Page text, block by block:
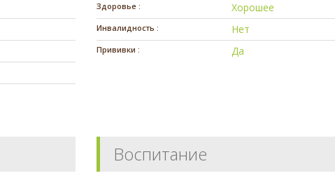
Здоровье : Хорошее
Инвалидность : Нет
Прививки : Да
Воспитание